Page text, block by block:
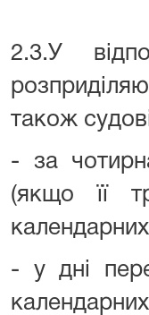
2.3.У
також
- за
(якщо її
календарних
- у дні
календарних